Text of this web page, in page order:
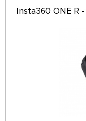
Insta360 ONE R